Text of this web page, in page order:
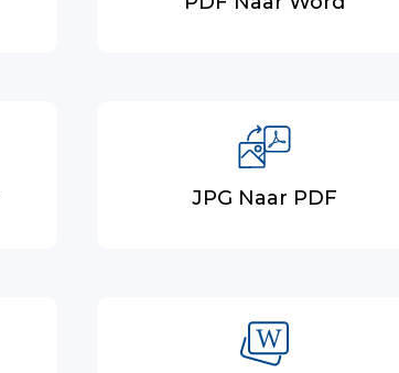
JPG Naar PDF